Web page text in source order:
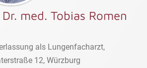
med. Tobias Romen
als Lungenfacharzt,
12, Würzburg